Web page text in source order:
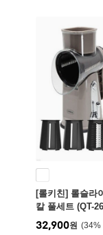
[롤키친] 롤슬라
칼 풀세트 (QT-
척솔+껍질제거
34%
32,900원